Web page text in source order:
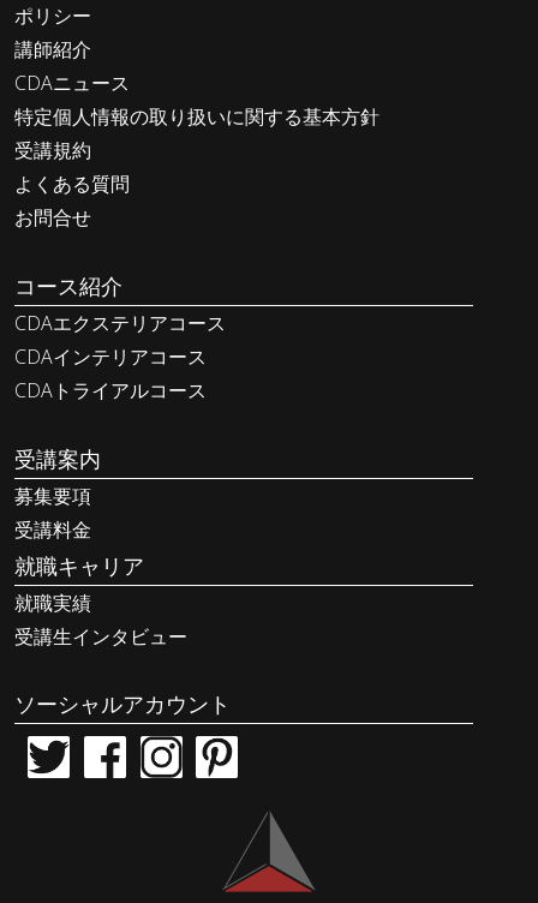
ポリシー
講師紹介
CDAニュース
特定個人情報の取り扱いに関する基本方針
受講規約
よくある質問
お問合せ
コース紹介
CDAエクステリアコース
CDAインテリアコース
CDAトライアルコース
受講案内
募集要項
受講料金
就職キャリア
就職実績
受講生インタビュー
ソーシャルアカウント